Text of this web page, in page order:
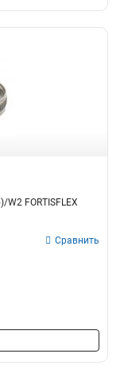
FORTISFLEX
Сравнить